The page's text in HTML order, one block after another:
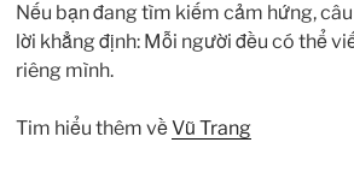
Nếu bạn đang tìm kiếm cảm hứng,
lời khẳng định: Mỗi người đều có thể
riêng mình.
Tim hiểu thêm vềVũ Trang